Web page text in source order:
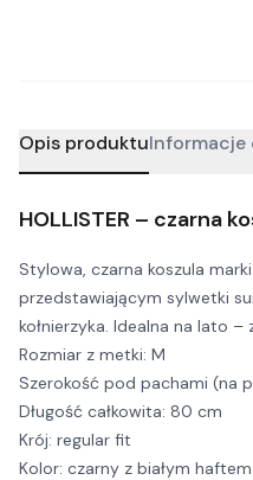
Opis produktuInformacje
HOLLISTER – czarna
Stylowa, czarna koszula
przedstawiającym sylwetki
kołnierzyka. Idealna na lato
Rozmiar z metki: M
Szerokość pod pachami (na
Długość całkowita: 80 cm
Krój: regular fit
Kolor: czarny z białym haftem